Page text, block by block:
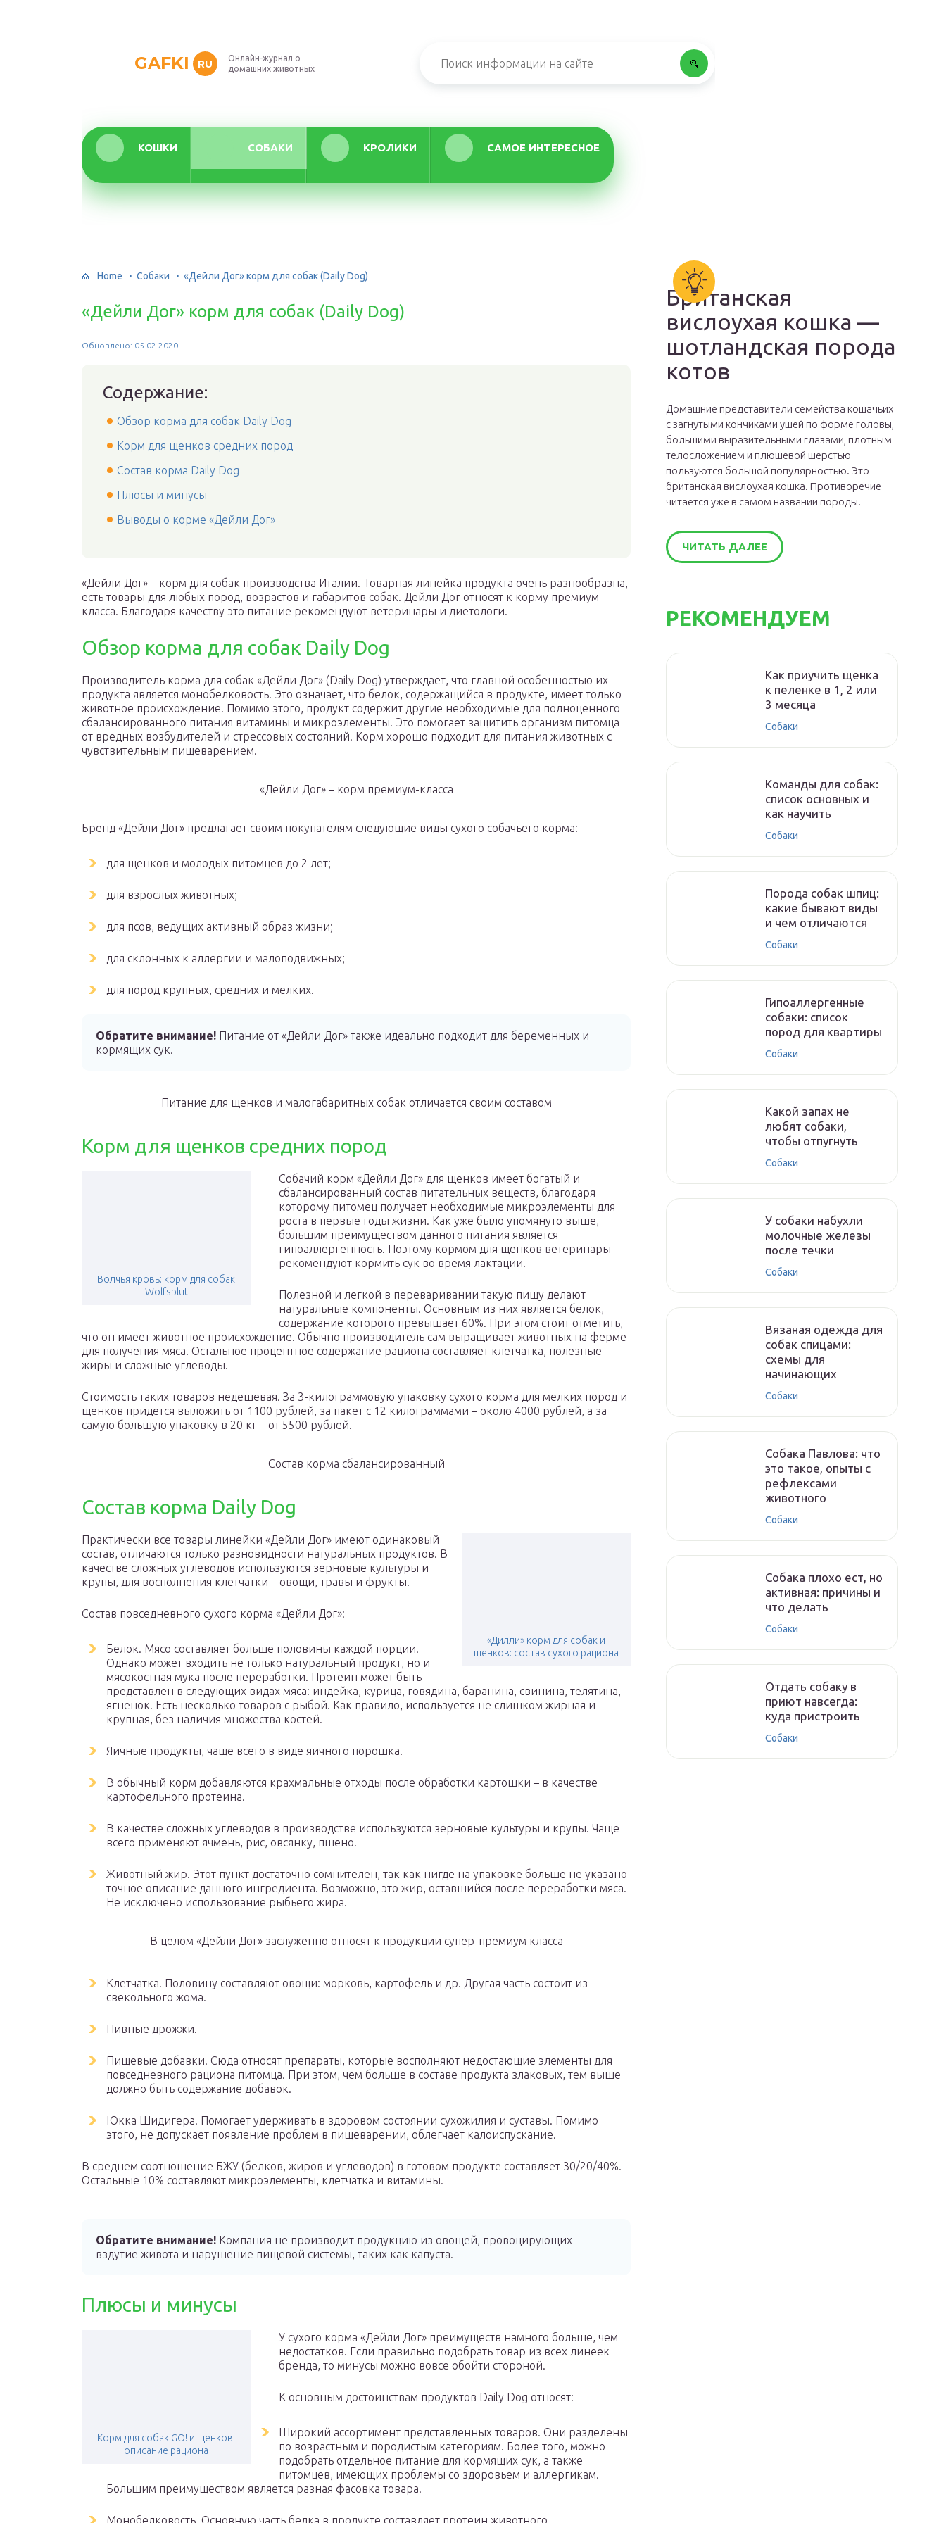
GAFKI RU
Онлайн-журнал о
домашних животных
КОШКИ СОБАКИ КРОЛИКИ САМОЕ ИНТЕРЕСНОЕ
Home Собаки «Дейли Дог» корм для собак (Daily Dog)
«Дейли Дог» корм для собак (Daily Dog)
Обновлено: 05.02.2020
Содержание:
Обзор корма для собак Daily Dog
Корм для щенков средних пород
Состав корма Daily Dog
Плюсы и минусы
Выводы о корме «Дейли Дог»
«Дейли Дог» – корм для собак производства Италии. Товарная линейка продукта очень разнообразна,
есть товары для любых пород, возрастов и габаритов собак. Дейли Дог относят к корму премиум-
класса. Благодаря качеству это питание рекомендуют ветеринары и диетологи.
Обзор корма для собак Daily Dog
Производитель корма для собак «Дейли Дог» (Daily Dog) утверждает, что главной особенностью их
продукта является монобелковость. Это означает, что белок, содержащийся в продукте, имеет только
животное происхождение. Помимо этого, продукт содержит другие необходимые для полноценного
сбалансированного питания витамины и микроэлементы. Это помогает защитить организм питомца
от вредных возбудителей и стрессовых состояний. Корм хорошо подходит для питания животных с
чувствительным пищеварением.
«Дейли Дог» – корм премиум-класса
Бренд «Дейли Дог» предлагает своим покупателям следующие виды сухого собачьего корма:
для щенков и молодых питомцев до 2 лет;
для взрослых животных;
для псов, ведущих активный образ жизни;
для склонных к аллергии и малоподвижных;
для пород крупных, средних и мелких.
Обратите внимание! Питание от «Дейли Дог» также идеально подходит для беременных и
кормящих сук.
Питание для щенков и малогабаритных собак отличается своим составом
Корм для щенков средних пород
Волчья кровь: корм для собак
Wolfsblut
Собачий корм «Дейли Дог» для щенков имеет богатый и
сбалансированный состав питательных веществ, благодаря
которому питомец получает необходимые микроэлементы для
роста в первые годы жизни. Как уже было упомянуто выше,
большим преимуществом данного питания является
гипоаллергенность. Поэтому кормом для щенков ветеринары
рекомендуют кормить сук во время лактации.
Полезной и легкой в переваривании такую пищу делают
натуральные компоненты. Основным из них является белок,
содержание которого превышает 60%. При этом стоит отметить,
что он имеет животное происхождение. Обычно производитель сам выращивает животных на ферме
для получения мяса. Остальное процентное содержание рациона составляет клетчатка, полезные
жиры и сложные углеводы.
Стоимость таких товаров недешевая. За 3-килограммовую упаковку сухого корма для мелких пород и
щенков придется выложить от 1100 рублей, за пакет с 12 килограммами – около 4000 рублей, а за
самую большую упаковку в 20 кг – от 5500 рублей.
Состав корма сбалансированный
Состав корма Daily Dog
«Дилли» корм для собак и
щенков: состав сухого рациона
Практически все товары линейки «Дейли Дог» имеют одинаковый
состав, отличаются только разновидности натуральных продуктов. В
качестве сложных углеводов используются зерновые культуры и
крупы, для восполнения клетчатки – овощи, травы и фрукты.
Состав повседневного сухого корма «Дейли Дог»:
Белок. Мясо составляет больше половины каждой порции.
Однако может входить не только натуральный продукт, но и
мясокостная мука после переработки. Протеин может быть
представлен в следующих видах мяса: индейка, курица, говядина, баранина, свинина, телятина,
ягненок. Есть несколько товаров с рыбой. Как правило, используется не слишком жирная и
крупная, без наличия множества костей.
Яичные продукты, чаще всего в виде яичного порошка.
В обычный корм добавляются крахмальные отходы после обработки картошки – в качестве
картофельного протеина.
В качестве сложных углеводов в производстве используются зерновые культуры и крупы. Чаще
всего применяют ячмень, рис, овсянку, пшено.
Животный жир. Этот пункт достаточно сомнителен, так как нигде на упаковке больше не указано
точное описание данного ингредиента. Возможно, это жир, оставшийся после переработки мяса.
Не исключено использование рыбьего жира.
В целом «Дейли Дог» заслуженно относят к продукции супер-премиум класса
Клетчатка. Половину составляют овощи: морковь, картофель и др. Другая часть состоит из
свекольного жома.
Пивные дрожжи.
Пищевые добавки. Сюда относят препараты, которые восполняют недостающие элементы для
повседневного рациона питомца. При этом, чем больше в составе продукта злаковых, тем выше
должно быть содержание добавок.
Юкка Шидигера. Помогает удерживать в здоровом состоянии сухожилия и суставы. Помимо
этого, не допускает появление проблем в пищеварении, облегчает калоиспускание.
В среднем соотношение БЖУ (белков, жиров и углеводов) в готовом продукте составляет 30/20/40%.
Остальные 10% составляют микроэлементы, клетчатка и витамины.
Обратите внимание! Компания не производит продукцию из овощей, провоцирующих
вздутие живота и нарушение пищевой системы, таких как капуста.
Плюсы и минусы
Корм для собак GO! и щенков:
описание рациона
У сухого корма «Дейли Дог» преимуществ намного больше, чем
недостатков. Если правильно подобрать товар из всех линеек
бренда, то минусы можно вовсе обойти стороной.
К основным достоинствам продуктов Daily Dog относят:
Широкий ассортимент представленных товаров. Они разделены
по возрастным и породистым категориям. Более того, можно
подобрать отдельное питание для кормящих сук, а также
питомцев, имеющих проблемы со здоровьем и аллергикам.
Большим преимуществом является разная фасовка товара.
Монобелковость. Основную часть белка в продукте составляет протеин животного
Британская
вислоухая кошка —
шотландская порода
котов
Домашние представители семейства кошачьих
с загнутыми кончиками ушей по форме головы,
большими выразительными глазами, плотным
телосложением и плюшевой шерстью
пользуются большой популярностью. Это
британская вислоухая кошка. Противоречие
читается уже в самом названии породы.
ЧИТАТЬ ДАЛЕЕ
РЕКОМЕНДУЕМ
Как приучить щенка
к пеленке в 1, 2 или
3 месяца
Собаки
Команды для собак:
список основных и
как научить
Собаки
Порода собак шпиц:
какие бывают виды
и чем отличаются
Собаки
Гипоаллергенные
собаки: список
пород для квартиры
Собаки
Какой запах не
любят собаки,
чтобы отпугнуть
Собаки
У собаки набухли
молочные железы
после течки
Собаки
Вязаная одежда для
собак спицами:
схемы для
начинающих
Собаки
Собака Павлова: что
это такое, опыты с
рефлексами
животного
Собаки
Собака плохо ест, но
активная: причины и
что делать
Собаки
Отдать собаку в
приют навсегда:
куда пристроить
Собаки